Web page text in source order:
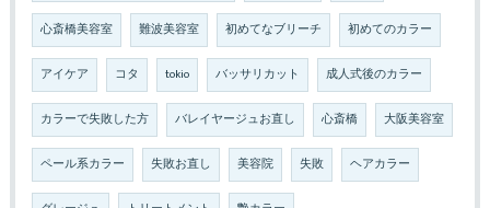
心斎橋美容室 難波美容室 初めてなブリーチ 初めてのカラー
アイケア コタ tokio バッサリカット 成人式後のカラー
カラーで失敗した方 バレイヤージュお直し 心斎橋 大阪美容室
ペール系カラー 失敗お直し 美容院 失敗 ヘアカラー